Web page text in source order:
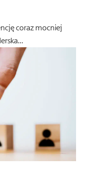
coraz mocniej